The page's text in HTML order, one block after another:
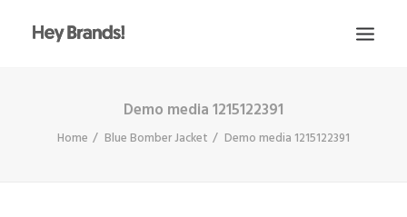
CONÓCENOS
Demo media 1215122391
Home Blue Bomber Jacket Demo media 1215122391